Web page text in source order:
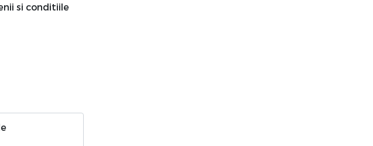
si conditiile